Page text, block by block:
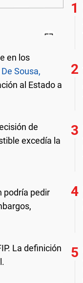
en los
Sousa,
al Estado a
de
excedía la
podría pedir
La definición